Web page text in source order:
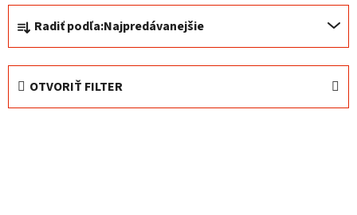
R
d
Radiť podľa:Najpredávanejšie
OTVORIŤ FILTER